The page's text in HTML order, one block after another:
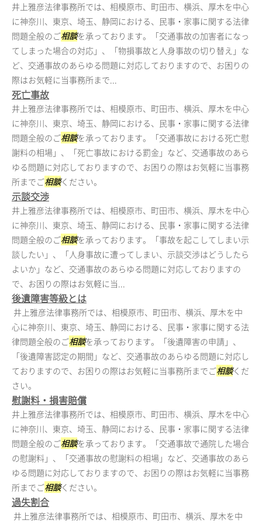
井上雅彦法律事務所では、相模原市、町田市、横浜、厚木を中心
に神奈川、東京、埼玉、静岡における、民事・家事に関する法律
問題全般のご相談を承っております。「交通事故の加害者になっ
てしまった場合の対応」、「物損事故と人身事故の切り替え」な
ど、交通事故のあらゆる問題に対応しておりますので、お困りの
際はお気軽に当事務所まで...
死亡事故
井上雅彦法律事務所では、相模原市、町田市、横浜、厚木を中心
に神奈川、東京、埼玉、静岡における、民事・家事に関する法律
問題全般のご相談を承っております。「交通事故における死亡慰
謝料の相場」、「死亡事故における罰金」など、交通事故のあら
ゆる問題に対応しておりますので、お困りの際はお気軽に当事務
所までご相談ください。
示談交渉
井上雅彦法律事務所では、相模原市、町田市、横浜、厚木を中心
に神奈川、東京、埼玉、静岡における、民事・家事に関する法律
問題全般のご相談を承っております。「事故を起こしてしまい示
談したい」、「人身事故に遭ってしまい、示談交渉はどうしたら
よいか」など、交通事故のあらゆる問題に対応しておりますの
で、お困りの際はお気軽に当...
後遺障害等級とは
井上雅彦法律事務所では、相模原市、町田市、横浜、厚木を中
心に神奈川、東京、埼玉、静岡における、民事・家事に関する法
律問題全般のご相談を承っております。「後遺障害の申請」、
「後遺障害認定の期間」など、交通事故のあらゆる問題に対応し
ておりますので、お困りの際はお気軽に当事務所までご相談くだ
さい。
慰謝料・損害賠償
井上雅彦法律事務所では、相模原市、町田市、横浜、厚木を中心
に神奈川、東京、埼玉、静岡における、民事・家事に関する法律
問題全般のご相談を承っております。「交通事故で通院した場合
の慰謝料」、「交通事故の慰謝料の相場」など、交通事故のあら
ゆる問題に対応しておりますので、お困りの際はお気軽に当事務
所までご相談ください。
過失割合
井上雅彦法律事務所では、相模原市、町田市、横浜、厚木を中